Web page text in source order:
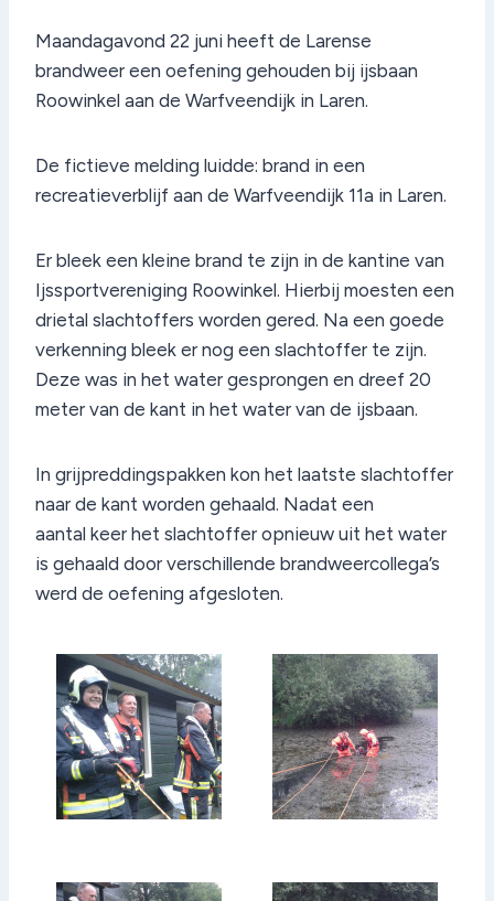
Maandagavond 22 juni heeft de Larense
brandweer een oefening gehouden bij ijsbaan
Roowinkel aan de Warfveendijk in Laren.
De fictieve melding luidde: brand in een
recreatieverblijf aan de Warfveendijk 11a in Laren.
Er bleek een kleine brand te zijn in de kantine van
Ijssportvereniging Roowinkel. Hierbij moesten een
drietal slachtoffers worden gered. Na een goede
verkenning bleek er nog een slachtoffer te zijn.
Deze was in het water gesprongen en dreef 20
meter van de kant in het water van de ijsbaan.
In grijpreddingspakken kon het laatste slachtoffer
naar de kant worden gehaald. Nadat een
aantal keer het slachtoffer opnieuw uit het water
is gehaald door verschillende brandweercollega’s
werd de oefening afgesloten.